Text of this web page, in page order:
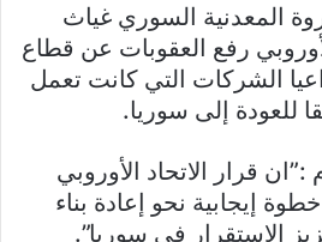
المعدنية السوري غياث
رفع العقوبات عن قطاع
الشركات التي كانت تعمل
للعودة إلى سوريا.
قرار الاتحاد الأوروبي
إيجابية نحو إعادة بناء
الاستقرار في سوريا”.